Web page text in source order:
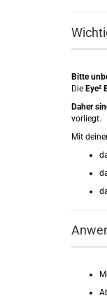
Bitte
Die
Daher
vorliegt.
Mit